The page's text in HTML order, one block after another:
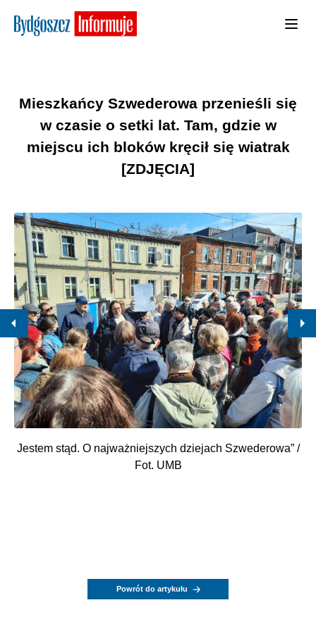
Mieszkańcy Szwederowa przenieśli się
w czasie o setki lat. Tam, gdzie w
miejscu ich bloków kręcił się wiatrak
[ZDJĘCIA]
Jestem stąd. O najważniejszych dziejach Szwederowa” /
Fot. UMB
Powrót do artykułu